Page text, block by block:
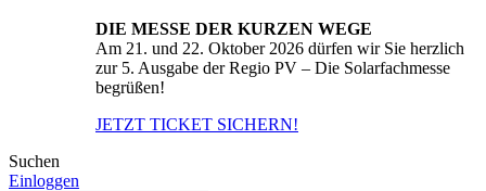
DIE MESSE DER KURZEN WEGE
Am 21. und 22. Oktober 2026 dürfen wir Sie herzlich
zur 5. Ausgabe der Regio PV – Die Solarfachmesse
begrüßen!
JETZT TICKET SICHERN!
Suchen
Einloggen